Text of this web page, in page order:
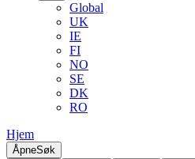
Global
UK
IE
FI
NO
SE
DK
RO
Hjem
ÅpneSøk